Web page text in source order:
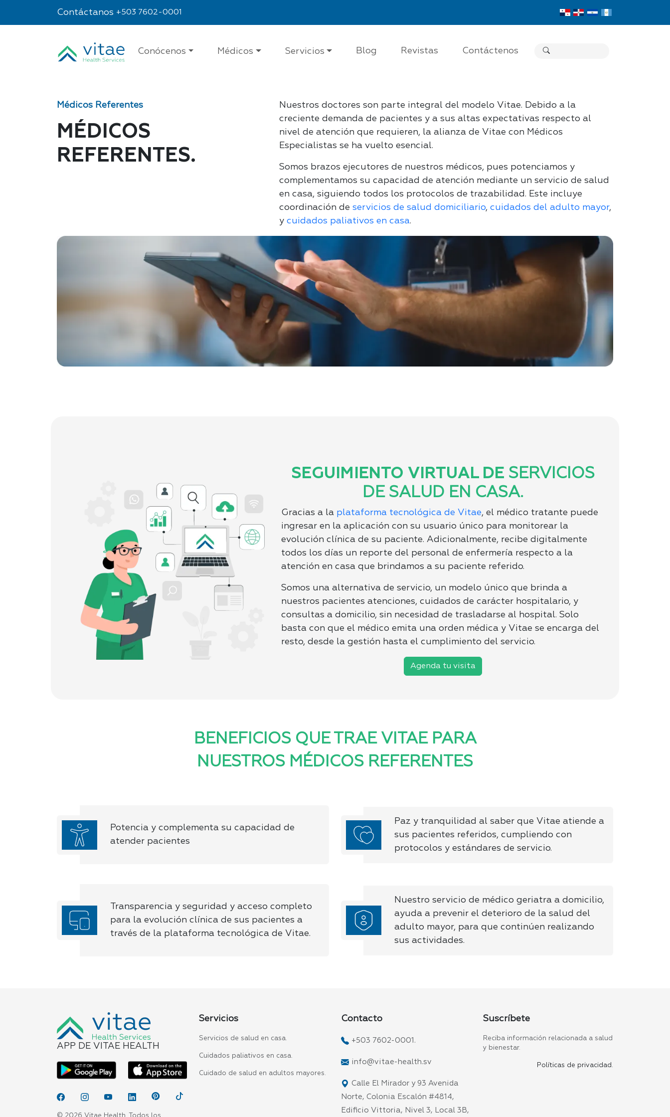
Contáctanos +503 7602-0001
Conócenos Médicos Servicios Blog Revistas Contáctenos
Médicos Referentes
MÉDICOS
REFERENTES.
Nuestros doctores son parte integral del modelo Vitae. Debido a la
creciente demanda de pacientes y a sus altas expectativas respecto al
nivel de atención que requieren, la alianza de Vitae con Médicos
Especialistas se ha vuelto esencial.
Somos brazos ejecutores de nuestros médicos, pues potenciamos y
complementamos su capacidad de atención mediante un servicio de salud
en casa, siguiendo todos los protocolos de trazabilidad. Este incluye
coordinación deservicios de salud domiciliario,cuidados del adulto mayor,
ycuidados paliativos en casa.
SEGUIMIENTO VIRTUAL DE SERVICIOS
DE SALUD EN CASA.
Gracias a la plataforma tecnológica de Vitae, el médico tratante puede
ingresar en la aplicación con su usuario único para monitorear la
evolución clínica de su paciente. Adicionalmente, recibe digitalmente
todos los días un reporte del personal de enfermería respecto a la
atención en casa que brindamos a su paciente referido.
Somos una alternativa de servicio, un modelo único que brinda a
nuestros pacientes atenciones, cuidados de carácter hospitalario, y
consultas a domicilio, sin necesidad de trasladarse al hospital. Solo
basta con que el médico emita una orden médica y Vitae se encarga del
resto, desde la gestión hasta el cumplimiento del servicio.
Agenda tu visita
BENEFICIOS QUE TRAE VITAE PARA
NUESTROS MÉDICOS REFERENTES
Potencia y complementa su capacidad de
atender pacientes
Paz y tranquilidad al saber que Vitae atiende a
sus pacientes referidos, cumpliendo con
protocolos y estándares de servicio.
Transparencia y seguridad y acceso completo
para la evolución clínica de sus pacientes a
través de la plataforma tecnológica de Vitae.
Nuestro servicio de médico geriatra a domicilio,
ayuda a prevenir el deterioro de la salud del
adulto mayor, para que continúen realizando
sus actividades.
APP DE VITAE HEALTH
© 2026 Vitae Health. Todos los
Servicios
Servicios de salud en casa.
Cuidados paliativos en casa.
Cuidado de salud en adultos mayores.
Contacto
+503 7602-0001.
info@vitae-health.sv
Calle El Mirador y 93 Avenida
Norte, Colonia Escalón #4814,
Edificio Vittoria, Nivel 3, Local 3B,
Suscríbete
Reciba información relacionada a salud
y bienestar.
Políticas de privacidad.